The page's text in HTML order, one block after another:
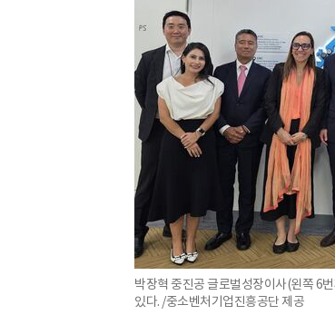
박장혁 중진공 글로벌성장이사(왼쪽 6
있다. /중소벤처기업진흥공단 제공